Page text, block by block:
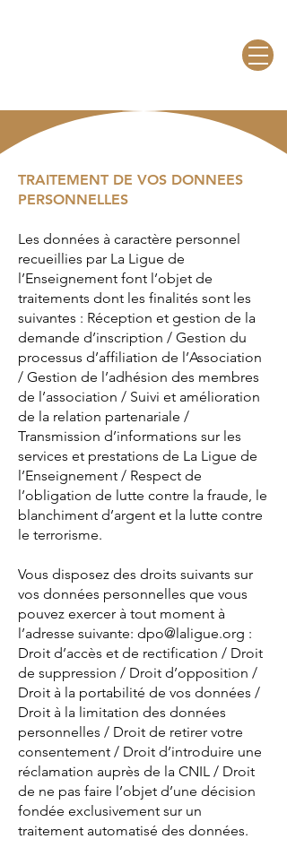
TRAITEMENT DE VOS DONNEES
PERSONNELLES
Les données à caractère personnel
recueillies par La Ligue de
l’Enseignement font l’objet de
traitements dont les finalités sont les
suivantes : Réception et gestion de la
demande d’inscription / Gestion du
processus d’affiliation de l’Association
/ Gestion de l’adhésion des membres
de l’association / Suivi et amélioration
de la relation partenariale /
Transmission d’informations sur les
services et prestations de La Ligue de
l’Enseignement / Respect de
l’obligation de lutte contre la fraude, le
blanchiment d’argent et la lutte contre
le terrorisme.
Vous disposez des droits suivants sur
vos données personnelles que vous
pouvez exercer à tout moment à
l’adresse suivante: dpo@laligue.org :
Droit d’accès et de rectification / Droit
de suppression / Droit d’opposition /
Droit à la portabilité de vos données /
Droit à la limitation des données
personnelles / Droit de retirer votre
consentement / Droit d’introduire une
réclamation auprès de la CNIL / Droit
de ne pas faire l’objet d’une décision
fondée exclusivement sur un
traitement automatisé des données.